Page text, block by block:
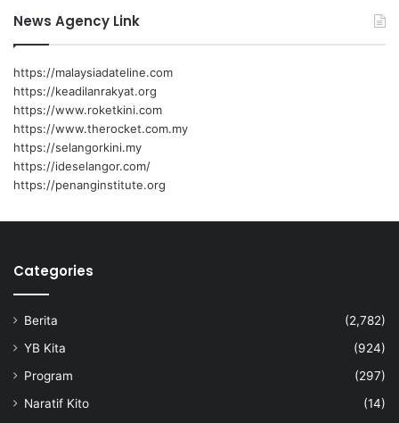
d
o
u
m
e
n
i
d
e
t
n
t
k
a
News Agency Link
https://malaysiadateline.com
https://keadilanrakyat.org
https://www.roketkini.com
https://www.therocket.com.my
https://selangorkini.my
https://ideselangor.com/
https://penanginstitute.org
Categories
Berita
(2,782)
YB Kita
(924)
Program
(297)
Naratif Kito
(14)